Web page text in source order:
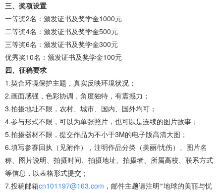
三、奖项设置
一等奖2名：颁发证书及奖学金1000元
二等奖4名：颁发证书及奖学金500元
三等奖6名：颁发证书及奖学金300元
优秀奖10名：颁发证书及奖学金100元
四、征稿要求
1.契合环境保护主题，真实反映环境状况；
2.画面感强，色彩协调，角度独特，有震撼力；
3.拍摄地址不限，农村、城市、国内、国外均可；
4.参与形式不限，可以为单张照片，也可以是连续的图片故事；
5.拍摄器材不限，提交作品为不小于3M的电子版高清大图；
6.填写参赛回执（见附件），注明作品分类（美丽/忧伤）、图片名
称、图片说明、拍摄时间、拍摄地址、拍摄者、所属高校、联系方式
等信息，以表格形式提交；
7.投稿邮箱cn101197@163.com ，邮件主题请注明“‘地球的美丽与忧